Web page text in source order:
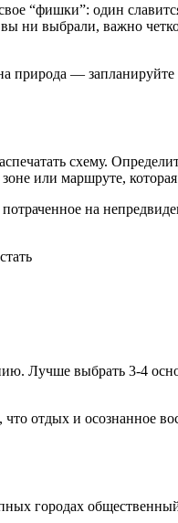
“фишки”: один
ни выбрали, важно
природа —
схему.
или маршруте,
на
Лучше выбрать 3-4
отдых и осознанное
городах